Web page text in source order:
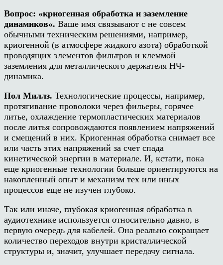
Вопрос: «криогенная обработка и заземление
динамиков«. Ваше имя связывают с не совсем
обычными техническим решениями, например,
криогенной (в атмосфере жидкого азота) обработкой
проводящих элементов фильтров и клеммой
заземления для металлического держателя НЧ-
динамика.
Пол Миллз. Технологические процессы, например,
протягивание проволоки через фильеры, горячее
литье, охлаждение термопластических материалов
после литья сопровождаются появлением напряжений
и смещений в них. Криогенная обработка снимает все
или часть этих напряжений за счет спада
кинетической энергии в материале. И, кстати, пока
еще криогенные технологии больше ориентируются на
накопленный опыт и механизм тех или иных
процессов еще не изучен глубоко.
Так или иначе, глубокая криогенная обработка в
аудиотехнике используется относительно давно, в
первую очередь для кабелей. Она реально сокращает
количество переходов внутри кристаллической
структуры и, значит, улучшает передачу сигнала.